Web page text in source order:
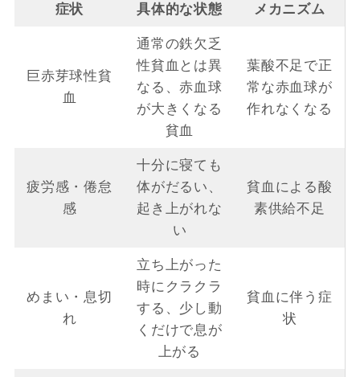
症状 具体的な状態 メカニズム
巨赤芽球性貧
血
通常の鉄欠乏
性貧血とは異
なる、赤血球
が大きくなる
貧血
葉酸不足で正
常な赤血球が
作れなくなる
疲労感・倦怠
感
十分に寝ても
体がだるい、
起き上がれな
い
貧血による酸
素供給不足
めまい・息切
れ
立ち上がった
時にクラクラ
する、少し動
くだけで息が
上がる
貧血に伴う症
状